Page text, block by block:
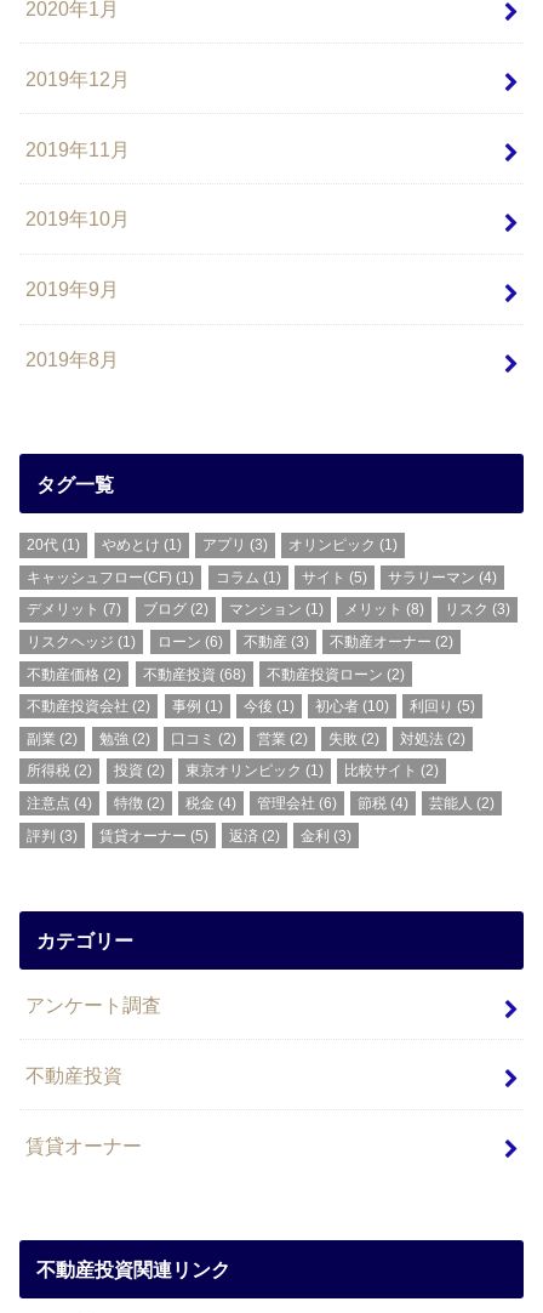
2020年1月
2019年12月
2019年11月
2019年10月
2019年9月
2019年8月
タグ一覧
20代 (1) やめとけ (1) アプリ (3) オリンピック (1)
キャッシュフロー(CF) (1) コラム (1) サイト (5) サラリーマン (4)
デメリット (7) ブログ(2) マンション (1) メリット (8) リスク (3)
リスクヘッジ (1) ローン (6) 不動産(3) 不動産オーナー (2)
不動産価格 (2) 不動産投資 (68) 不動産投資ローン (2)
不動産投資会社 (2) 事例 (1) 今後 (1) 初心者 (10) 利回り (5)
副業 (2) 勉強 (2) 口コミ (2) 営業 (2) 失敗 (2) 対処法 (2)
所得税 (2) 投資 (2) 東京オリンピック (1) 比較サイト (2)
注意点 (4) 特徴(2) 税金 (4) 管理会社 (6) 節税 (4) 芸能人 (2)
評判 (3) 賃貸オーナー (5) 返済 (2) 金利 (3)
カテゴリー
アンケート調査
不動産投資
賃貸オーナー
不動産投資関連リンク